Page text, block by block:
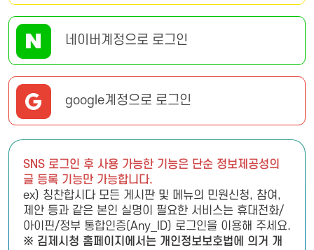
네이버계정으로 로그인
google계정으로 로그인
SNS 로그인 후 사용 가능한 기능은 단순 정보제공성의
글 등록 기능만 가능합니다.
ex) 칭찬합시다 모든 게시판 및 메뉴의 민원신청, 참여,
제안 등과 같은 본인 실명이 필요한 서비스는 휴대전화/
아이핀/정부 통합인증(Any_ID) 로그인을 이용해 주세요.
※ 김제시청 홈페이지에서는 개인정보보호법에 의거 개